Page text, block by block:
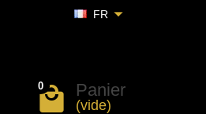
FR
0 Panier
(vide)